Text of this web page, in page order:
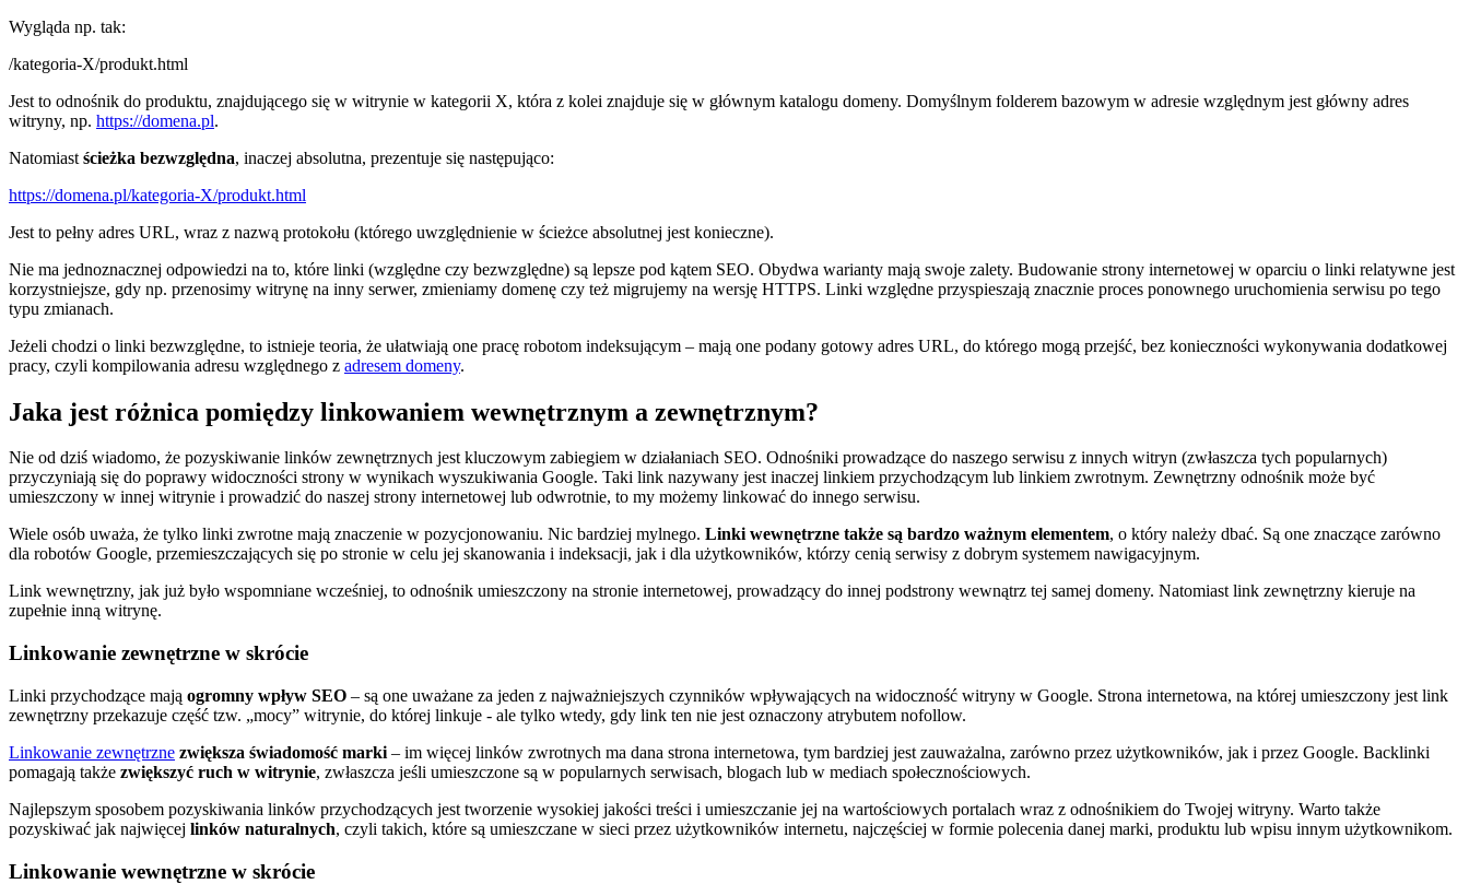
Wygląda np. tak:
/kategoria-X/produkt.html
Jest to odnośnik do produktu, znajdującego się w witrynie w kategorii X, która z kolei znajduje się w głównym katalogu domeny. Domyślnym folderem bazowym w adresie względnym jest główny adres
witryny, np. https://domena.pl.
Natomiast ścieżka bezwzględna, inaczej absolutna, prezentuje się następująco:
https://domena.pl/kategoria-X/produkt.html
Jest to pełny adres URL, wraz z nazwą protokołu (którego uwzględnienie w ścieżce absolutnej jest konieczne).
Nie ma jednoznacznej odpowiedzi na to, które linki (względne czy bezwzględne) są lepsze pod kątem SEO. Obydwa warianty mają swoje zalety. Budowanie strony internetowej w oparciu o linki relatywne jest
korzystniejsze, gdy np. przenosimy witrynę na inny serwer, zmieniamy domenę czy też migrujemy na wersję HTTPS. Linki względne przyspieszają znacznie proces ponownego uruchomienia serwisu po tego
typu zmianach.
Jeżeli chodzi o linki bezwzględne, to istnieje teoria, że ułatwiają one pracę robotom indeksującym – mają one podany gotowy adres URL, do którego mogą przejść, bez konieczności wykonywania dodatkowej
pracy, czyli kompilowania adresu względnego z adresem domeny.
Jaka jest różnica pomiędzy linkowaniem wewnętrznym a zewnętrznym?
Nie od dziś wiadomo, że pozyskiwanie linków zewnętrznych jest kluczowym zabiegiem w działaniach SEO. Odnośniki prowadzące do naszego serwisu z innych witryn (zwłaszcza tych popularnych)
przyczyniają się do poprawy widoczności strony w wynikach wyszukiwania Google. Taki link nazywany jest inaczej linkiem przychodzącym lub linkiem zwrotnym. Zewnętrzny odnośnik może być
umieszczony w innej witrynie i prowadzić do naszej strony internetowej lub odwrotnie, to my możemy linkować do innego serwisu.
Wiele osób uważa, że tylko linki zwrotne mają znaczenie w pozycjonowaniu. Nic bardziej mylnego. Linki wewnętrzne także są bardzo ważnym elementem, o który należy dbać. Są one znaczące zarówno
dla robotów Google, przemieszczających się po stronie w celu jej skanowania i indeksacji, jak i dla użytkowników, którzy cenią serwisy z dobrym systemem nawigacyjnym.
Link wewnętrzny, jak już było wspomniane wcześniej, to odnośnik umieszczony na stronie internetowej, prowadzący do innej podstrony wewnątrz tej samej domeny. Natomiast link zewnętrzny kieruje na
zupełnie inną witrynę.
Linkowanie zewnętrzne w skrócie
Linki przychodzące mają ogromny wpływ SEO – są one uważane za jeden z najważniejszych czynników wpływających na widoczność witryny w Google. Strona internetowa, na której umieszczony jest link
zewnętrzny przekazuje część tzw. „mocy” witrynie, do której linkuje - ale tylko wtedy, gdy link ten nie jest oznaczony atrybutem nofollow.
Linkowanie zewnętrzne zwiększa świadomość marki – im więcej linków zwrotnych ma dana strona internetowa, tym bardziej jest zauważalna, zarówno przez użytkowników, jak i przez Google. Backlinki
pomagają także zwiększyć ruch w witrynie, zwłaszcza jeśli umieszczone są w popularnych serwisach, blogach lub w mediach społecznościowych.
Najlepszym sposobem pozyskiwania linków przychodzących jest tworzenie wysokiej jakości treści i umieszczanie jej na wartościowych portalach wraz z odnośnikiem do Twojej witryny. Warto także
pozyskiwać jak najwięcej linków naturalnych, czyli takich, które są umieszczane w sieci przez użytkowników internetu, najczęściej w formie polecenia danej marki, produktu lub wpisu innym użytkownikom.
Linkowanie wewnętrzne w skrócie